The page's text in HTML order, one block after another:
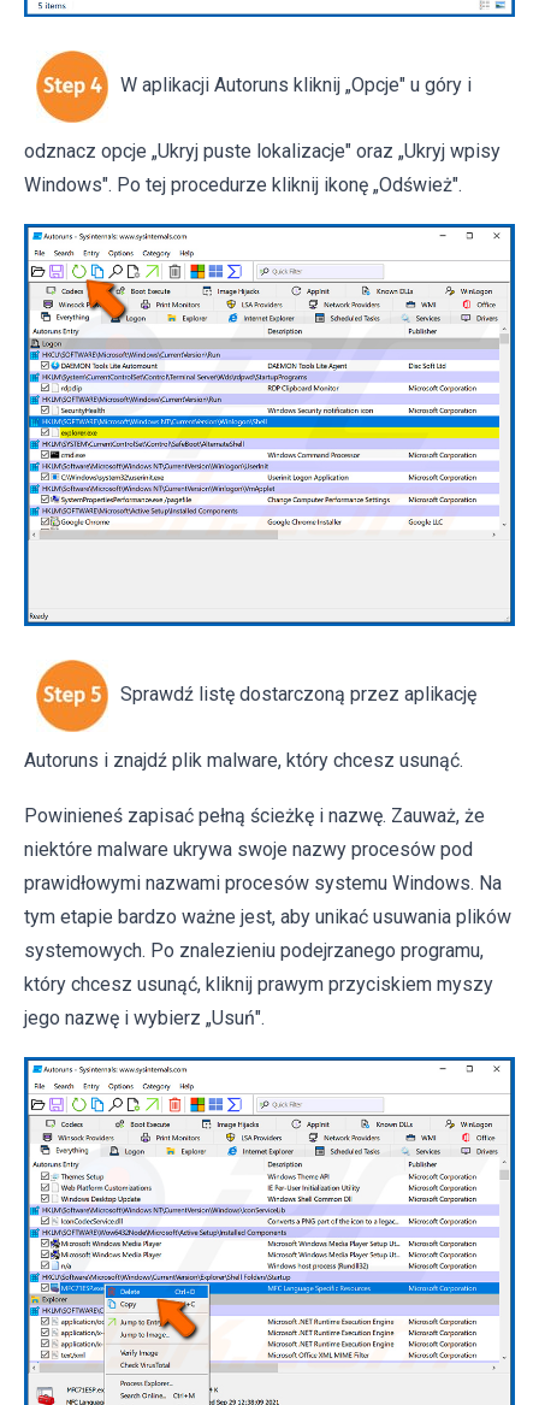
W aplikacji Autoruns kliknij „Opcje" u góry i
odznacz opcje „Ukryj puste lokalizacje" oraz „Ukryj wpisy
Windows". Po tej procedurze kliknij ikonę „Odśwież".
Sprawdź listę dostarczoną przez aplikację
Autoruns i znajdź plik malware, który chcesz usunąć.
Powinieneś zapisać pełną ścieżkę i nazwę. Zauważ, że
niektóre malware ukrywa swoje nazwy procesów pod
prawidłowymi nazwami procesów systemu Windows. Na
tym etapie bardzo ważne jest, aby unikać usuwania plików
systemowych. Po znalezieniu podejrzanego programu,
który chcesz usunąć, kliknij prawym przyciskiem myszy
jego nazwę i wybierz „Usuń".